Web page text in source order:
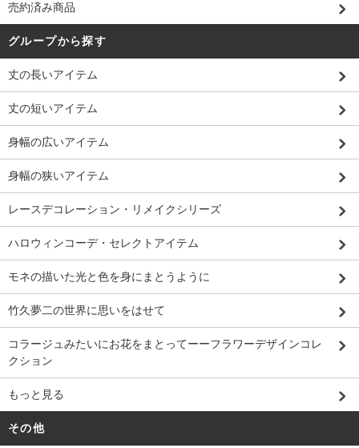
売約済み商品
グループから探す
丈の長いアイテム
丈の短いアイテム
身幅の広いアイテム
身幅の狭いアイテム
レースデコレーション・リメイクシリーズ
ハロウィンコーデ・セレクトアイテム
モネの描いた光と色を身にまとうように
竹久夢二の世界に思いをはせて
コラージュみたいにお花をまとってーーフラワーデザインコレ
クション
もっと見る
その他